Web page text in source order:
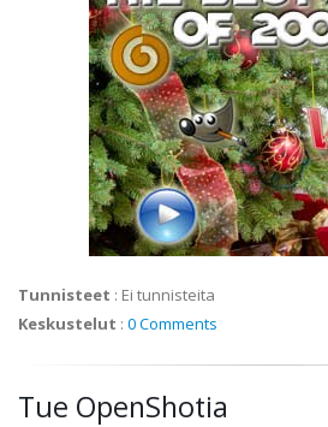
Tunnisteet : Ei tunnisteita
Keskustelut : 0 Comments
Tue OpenShotia